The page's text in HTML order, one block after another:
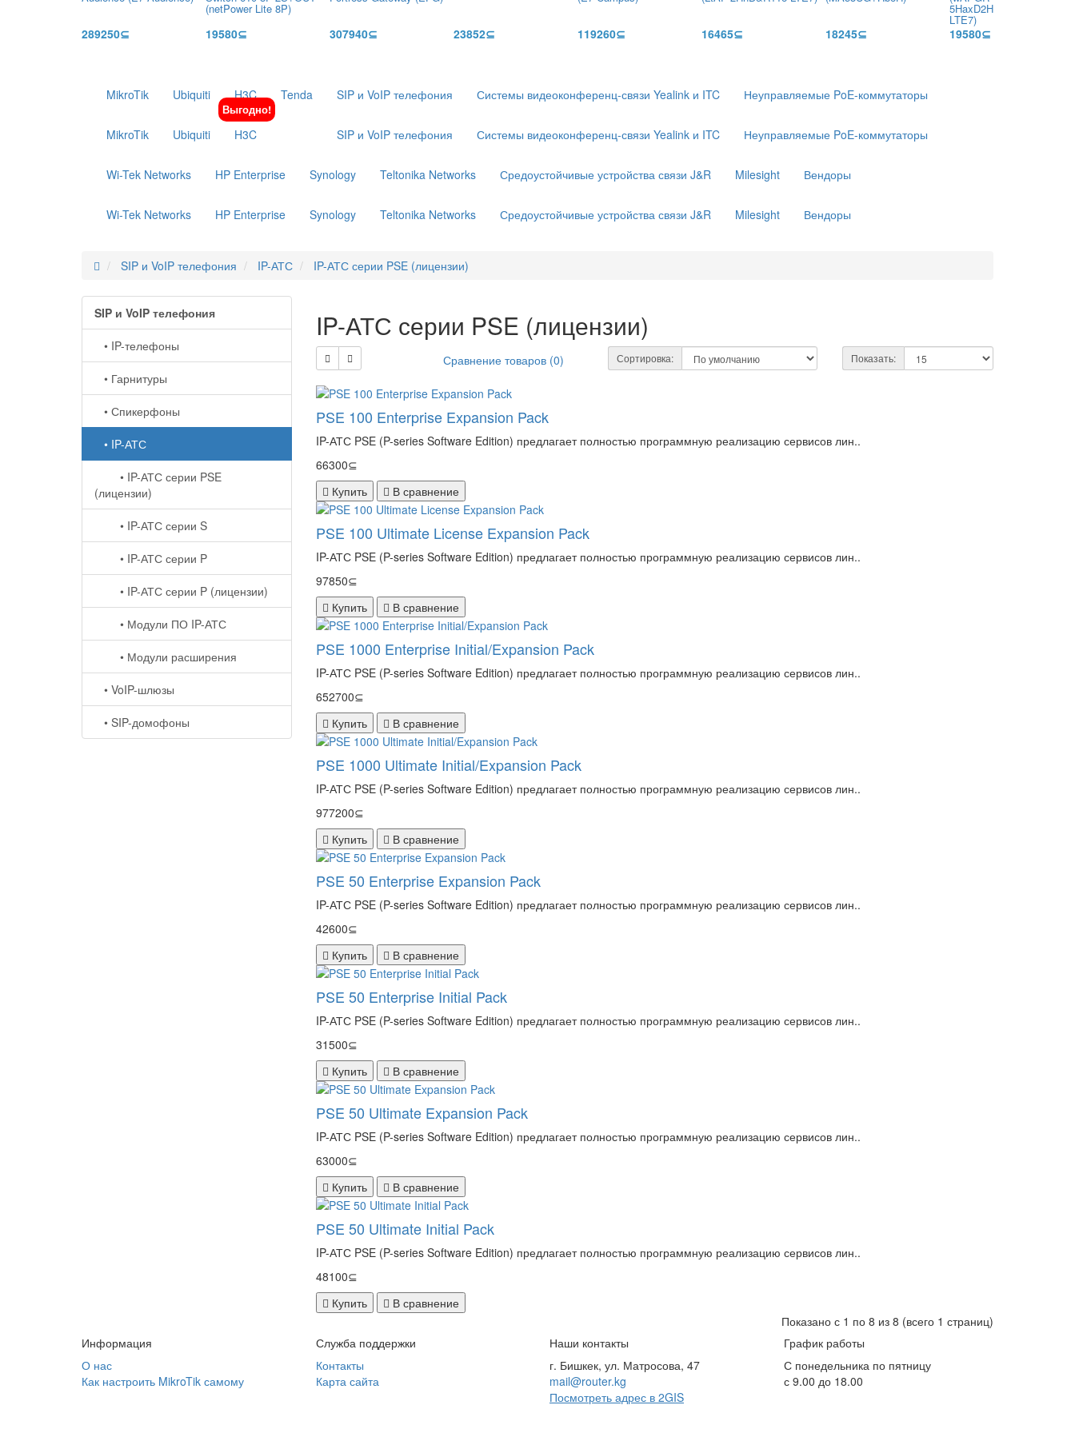
289250⊆
(netPower Lite 8P)
19580⊆ 307940⊆ 23852⊆ 119260⊆ 16465⊆ 18245⊆
5HaxD2HaxD&R11e-
LTE7)
19580⊆
MikroTik
MikroTik
Ubiquiti
Ubiquiti
H3C
Выгодно!
H3C
Tenda SIP и VoIP телефония
SIP и VoIP телефония
Системы видеоконференц-связи Yealink и ITC
Системы видеоконференц-связи Yealink и ITC
Неуправляемые PoE-коммутаторы
Неуправляемые PoE-коммутаторы
Wi-Tek Networks
Wi-Tek Networks
HP Enterprise
HP Enterprise
Synology
Synology
Teltonika Networks
Teltonika Networks
Средоустойчивые устройства связи J&R
Средоустойчивые устройства связи J&R
Milesight
Milesight
Вендоры
Вендоры
SIP и VoIP телефония IP-АТС IP-АТС серии PSE (лицензии)
SIP и VoIP телефония
• IP-телефоны
• Гарнитуры
• Спикерфоны
• IP-АТС
• IP-АТС серии PSE
(лицензии)
• IP-АТС серии S
• IP-АТС серии P
• IP-АТС серии P (лицензии)
• Модули ПО IP-АТС
• Модули расширения
• VoIP-шлюзы
• SIP-домофоны
IP-АТС серии PSE (лицензии)
Сравнение товаров (0) Сортировка: Показать:
PSE 100 Enterprise Expansion Pack
IP-АТС PSE (P-series Software Edition) предлагает полностью программную реализацию сервисов лин..
66300⊆
Купить
В сравнение
PSE 100 Ultimate License Expansion Pack
IP-АТС PSE (P-series Software Edition) предлагает полностью программную реализацию сервисов лин..
97850⊆
Купить
В сравнение
PSE 1000 Enterprise Initial/Expansion Pack
IP-АТС PSE (P-series Software Edition) предлагает полностью программную реализацию сервисов лин..
652700⊆
Купить
В сравнение
PSE 1000 Ultimate Initial/Expansion Pack
IP-АТС PSE (P-series Software Edition) предлагает полностью программную реализацию сервисов лин..
977200⊆
Купить
В сравнение
PSE 50 Enterprise Expansion Pack
IP-АТС PSE (P-series Software Edition) предлагает полностью программную реализацию сервисов лин..
42600⊆
Купить
В сравнение
PSE 50 Enterprise Initial Pack
IP-АТС PSE (P-series Software Edition) предлагает полностью программную реализацию сервисов лин..
31500⊆
Купить
В сравнение
PSE 50 Ultimate Expansion Pack
IP-АТС PSE (P-series Software Edition) предлагает полностью программную реализацию сервисов лин..
63000⊆
Купить
В сравнение
PSE 50 Ultimate Initial Pack
IP-АТС PSE (P-series Software Edition) предлагает полностью программную реализацию сервисов лин..
48100⊆
Купить
В сравнение
Показано с 1 по 8 из 8 (всего 1 страниц)
Информация
О нас
Как настроить MikroTik самому
Служба поддержки
Контакты
Карта сайта
Наши контакты
г. Бишкек, ул. Матросова, 47
mail@router.kg
Посмотреть адрес в 2GIS
График работы
С понедельника по пятницу
с 9.00 до 18.00